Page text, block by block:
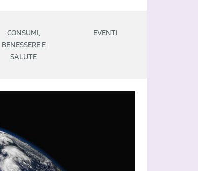
CONSUMI,
BENESSERE E
SALUTE
EVENTI